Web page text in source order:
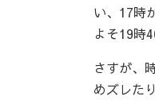
い、17時
よそ19時
さすが、
めズレた